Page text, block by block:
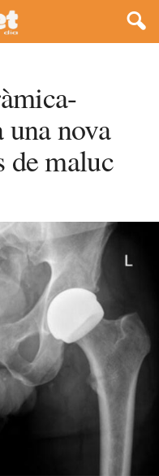
nova
de maluc